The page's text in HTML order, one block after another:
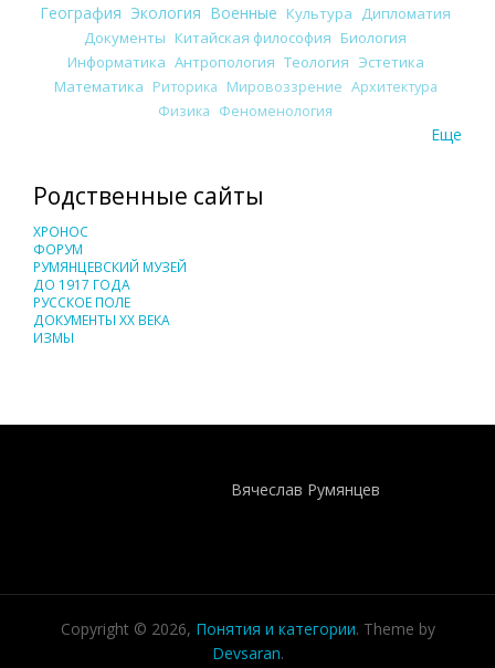
География Экология Военные Культура
Дипломатия
Документы Китайская философия Биология
Информатика Антропология Теология Эстетика
Математика Риторика Мировоззрение Архитектура
Физика Феноменология
Еще
Родственные сайты
ХРОНОС
ФОРУМ
РУМЯНЦЕВСКИЙ МУЗЕЙ
ДО 1917 ГОДА
РУССКОЕ ПОЛЕ
ДОКУМЕНТЫ XX ВЕКА
ИЗМЫ
Вячеслав Румянцев
Copyright © 2026, Понятия и категории. Theme by
Devsaran.